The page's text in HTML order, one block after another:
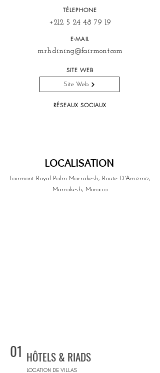
TÉLEPHONE
+212 5 24 48 79 19
E-MAIL
mrh.dining@fairmont.com
SITE WEB
Site Web
RÉSEAUX SOCIAUX
LOCALISATION
Fairmont Royal Palm Marrakesh, Route D'Amizmiz,
Marrakesh, Morocco
01 HÔTELS & RIADS
LOCATION DE VILLAS